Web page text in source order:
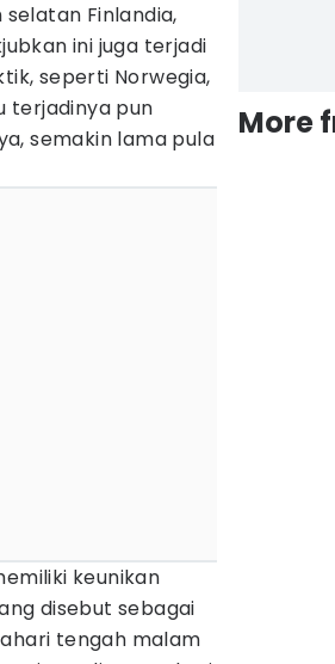
Finlandia,
ini juga terjadi
seperti Norwegia,
terjadinya pun
semakin lama pula
keunikan
disebut sebagai
tengah malam
More